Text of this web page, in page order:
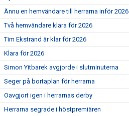
Ännu en hemvändare till herrarna inför 2026
Två hemvändare klara för 2026
Tim Ekstrand är klar för 2026
Klara för 2026
Simon Yitbarek avgjorde i slutminuterna
Seger på bortaplan för herrarna
Oavgjort igen i herrarnas derby
Herrarna segrade i höstpremiären